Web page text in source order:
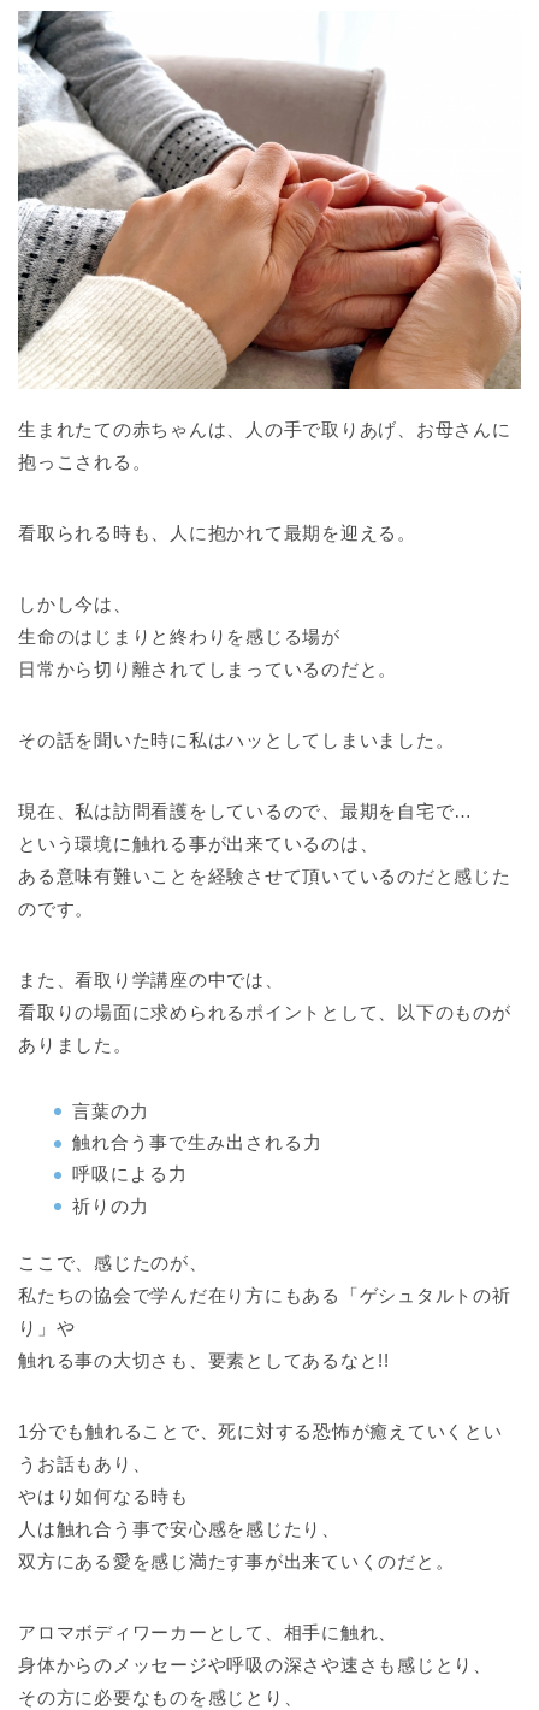
生まれたての赤ちゃんは、人の手で取りあげ、お母さんに
抱っこされる。
看取られる時も、人に抱かれて最期を迎える。
しかし今は、
生命のはじまりと終わりを感じる場が
日常から切り離されてしまっているのだと。
その話を聞いた時に私はハッとしてしまいました。
現在、私は訪問看護をしているので、最期を自宅で…
という環境に触れる事が出来ているのは、
ある意味有難いことを経験させて頂いているのだと感じた
のです。
また、看取り学講座の中では、
看取りの場面に求められるポイントとして、以下のものが
ありました。
言葉の力
触れ合う事で生み出される力
呼吸による力
祈りの力
ここで、感じたのが、
私たちの協会で学んだ在り方にもある「ゲシュタルトの祈
り」や
触れる事の大切さも、要素としてあるなと!!
1分でも触れることで、死に対する恐怖が癒えていくとい
うお話もあり、
やはり如何なる時も
人は触れ合う事で安心感を感じたり、
双方にある愛を感じ満たす事が出来ていくのだと。
アロマボディワーカーとして、相手に触れ、
身体からのメッセージや呼吸の深さや速さも感じとり、
その方に必要なものを感じとり、